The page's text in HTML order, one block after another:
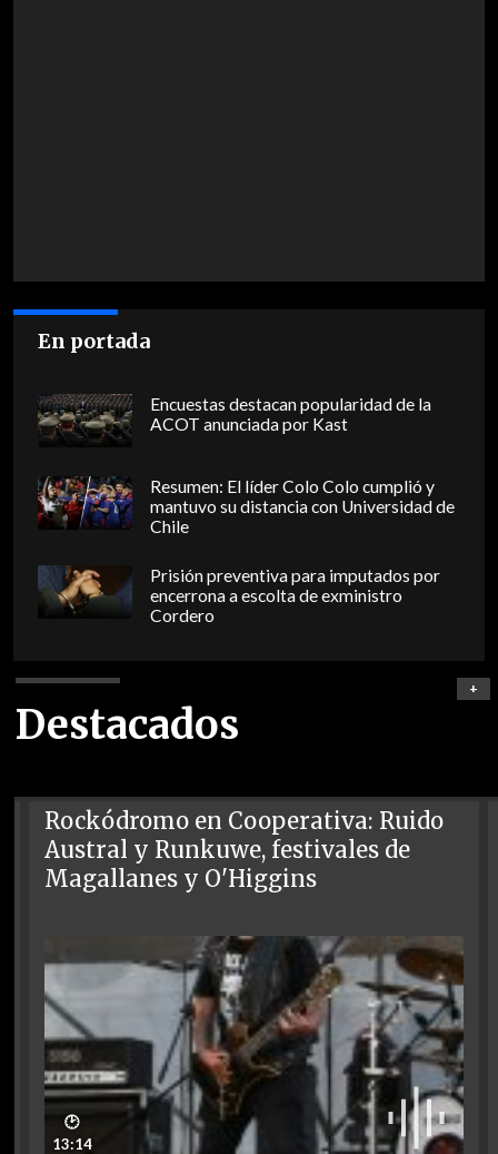
En portada
Encuestas destacan popularidad de la
ACOT anunciada por Kast
Resumen: El líder Colo Colo cumplió y
mantuvo su distancia con Universidad de
Chile
Prisión preventiva para imputados por
encerrona a escolta de exministro
Cordero
Destacados
+
Rockódromo en Cooperativa: Ruido
Austral y Runkuwe, festivales de
Magallanes y O'Higgins
🕑
13:14